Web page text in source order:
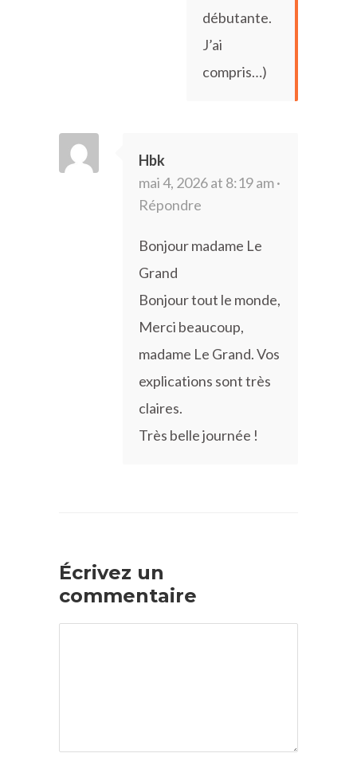
débutante.
J’ai
compris…)
Hbk
mai 4, 2026 at 8:19 am ·
Répondre
Bonjour madame Le
Grand
Bonjour tout le monde,
Merci beaucoup,
madame Le Grand. Vos
explications sont très
claires.
Très belle journée !
Écrivez un
commentaire